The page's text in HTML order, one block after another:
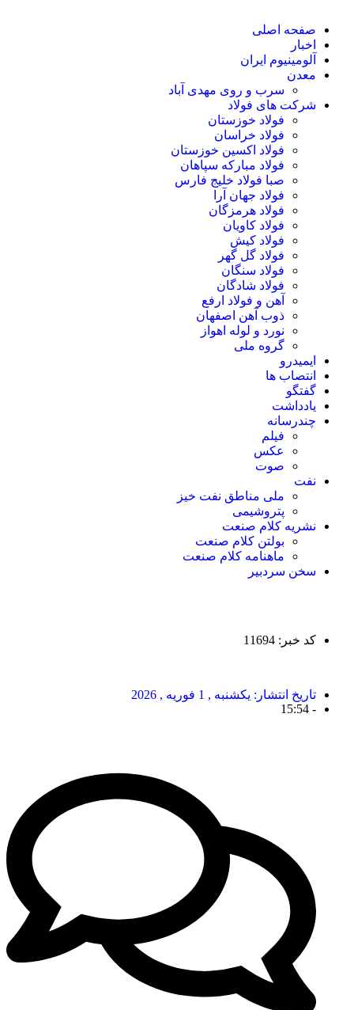
صفحه اصلی
اخبار
آلومینیوم ایران
معدن
سرب و روی مهدی آباد
شرکت های فولاد
فولاد خوزستان
فولاد خراسان
فولاد اکسین خوزستان
فولاد مبارکه سپاهان
صبا فولاد خلیج فارس
فولاد جهان آرا
فولاد هرمزگان
فولاد کاویان
فولاد کیش
فولاد گل گهر
فولاد سنگان
فولاد شادگان
آهن و فولاد ارفع
ذوب آهن اصفهان
نورد و لوله اهواز
گروه ملی
ایمیدرو
انتصاب ها
گفتگو
یادداشت
چندرسانه
فیلم
عکس
صوت
نفت
ملی مناطق نفت خیز
پتروشیمی
نشریه کلام صنعت
بولتن کلام صنعت
ماهنامه کلام صنعت
سخن سردبیر
کد خبر: 11694
تاریخ انتشار: یکشنبه , 1 فوریه , 2026
-
15:54